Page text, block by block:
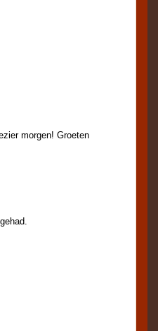
morgen! Groeten